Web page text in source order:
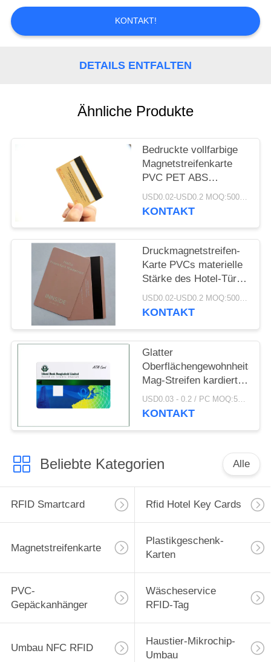
NACHRICHTEN
POLICY
KONTAKT!
DETAILS ENTFALTEN
Ähnliche Produkte
Bedruckte vollfarbige
Magnetstreifenkarte
PVC PET ABS
Kundenspezifisch
USD0.02-USD0.2 MOQ:500pcs
KONTAKT
Druckmagnetstreifen-
Karte PVCs materielle
Stärke des Hotel-Tür-
Schlüssel-0.76mm
USD0.02-USD0.2 MOQ:500pcs
KONTAKT
Glatter
Oberflächengewohnheits-
Mag-Streifen kardiert
Stärke 30mil für
Supermärkte
USD0.03 - 0.2 / PC MOQ:500pcs
KONTAKT
Beliebte Kategorien Alle
RFID Smartcard Rfid Hotel Key Cards
Magnetstreifenkarte
Plastikgeschenk-
Karten
PVC-
Gepäckanhänger
Wäscheservice
RFID-Tag
Umbau NFC RFID
Haustier-Mikrochip-
Umbau